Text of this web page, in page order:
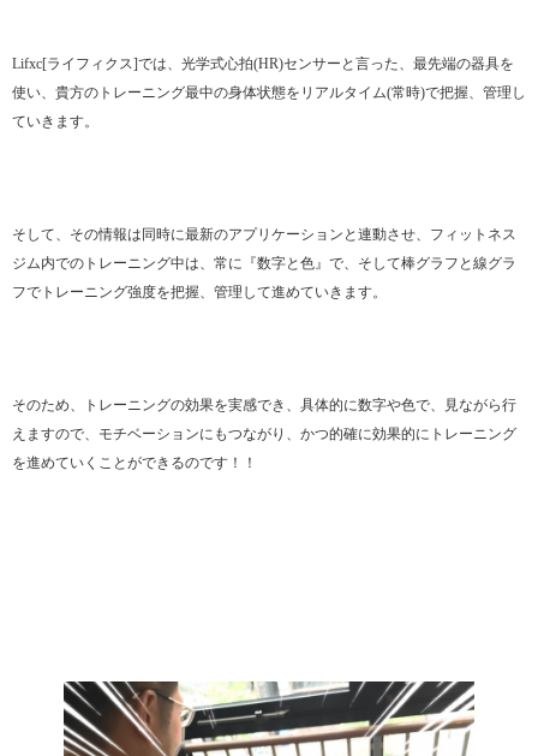
Lifxc[ライフィクス]では、光学式心拍(HR)センサーと言った、最先端の器具を
使い、貴方のトレーニング最中の身体状態をリアルタイム(常時)で把握、管理し
ていきます。
そして、その情報は同時に最新のアプリケーションと連動させ、フィットネス
ジム内でのトレーニング中は、常に『数字と色』で、そして棒グラフと線グラ
フでトレーニング強度を把握、管理して進めていきます。
そのため、トレーニングの効果を実感でき、具体的に数字や色で、見ながら行
えますので、モチベーションにもつながり、かつ的確に効果的にトレーニング
を進めていくことができるのです！！